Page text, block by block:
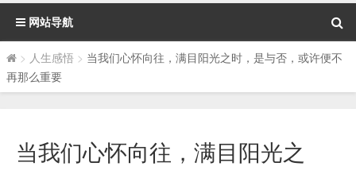
网站导航
> 人生感悟 > 当我们心怀向往，满目阳光之时，是与否，或许便不
再那么重要
当我们心怀向往，满目阳光之